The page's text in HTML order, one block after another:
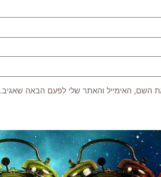
השם, האימייל והאתר שלי לפעם הבאה שאגיב.